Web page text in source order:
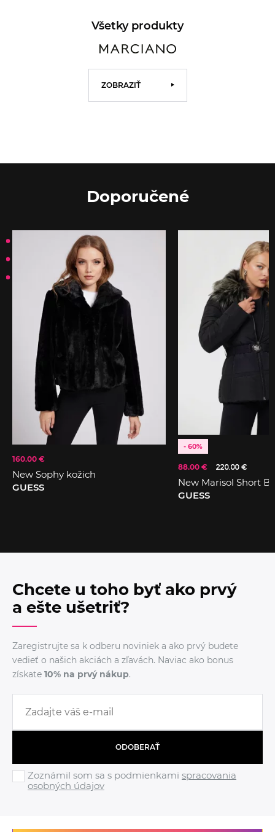
Všetky produkty
ZOBRAZIŤ
Doporučené
160.00 €
New Sophy kožich
GUESS
- 60%
88.00 € 220.00 €
New Marisol Short
GUESS
Chcete u toho byť ako prvý
a ešte ušetriť?
Zaregistrujte sa k odberu noviniek a ako prvý budete
vedieť o našich akciách a zľavách. Naviac ako bonus
získate 10% na prvý nákup.
ODOBERAŤ
Zoznámil som sa s podmienkami spracovania
osobných údajov